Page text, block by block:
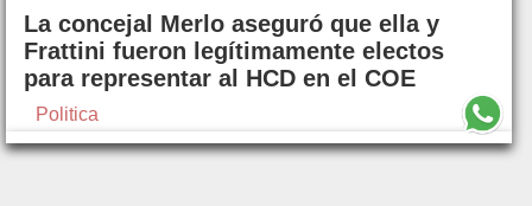
La concejal Merlo aseguró que ella y
Frattini fueron legítimamente electos
para representar al HCD en el COE
Politica